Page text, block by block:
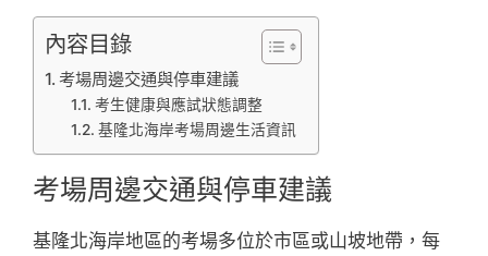
內容目錄
考場周邊交通與停車建議
考生健康與應試狀態調整
基隆北海岸考場周邊生活資訊
考場周邊交通與停車建議
基隆北海岸地區的考場多位於市區或山坡地帶，每